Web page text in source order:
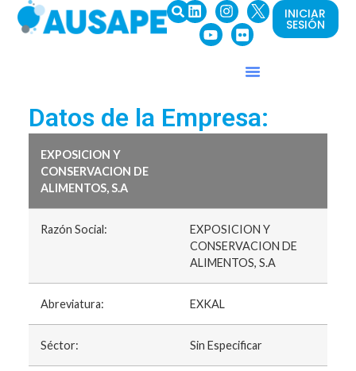
INICIAR
SESIÓN
Datos de la Empresa:
EXPOSICION Y
CONSERVACION DE
ALIMENTOS, S.A
Razón Social:
EXPOSICION Y
CONSERVACION DE
ALIMENTOS, S.A
Abreviatura: EXKAL
Séctor: Sin Especificar